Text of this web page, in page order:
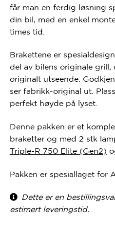
får man en ferdig løsning
din bil, med en enkel
times tid.
Brakettene er
del av bilens originale
originalt utseende.
ser fabrikk-original ut.
perfekt høyde på lyset.
Denne pakken er et
braketter og med 2 stk
Triple-R 750 Elite (Gen2)
Pakken er spesiallaget for
Dette er en
estimert leveringstid.